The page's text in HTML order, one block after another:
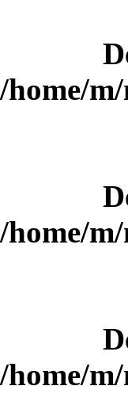
/home/
/home/
/home/